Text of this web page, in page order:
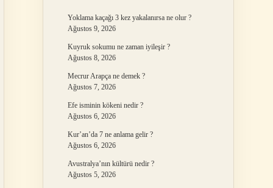
Yoklama kaçağı 3 kez yakalanırsa ne olur ?
Ağustos 9, 2026
Kuyruk sokumu ne zaman iyileşir ?
Ağustos 8, 2026
Mecrur Arapça ne demek ?
Ağustos 7, 2026
Efe isminin kökeni nedir ?
Ağustos 6, 2026
Kur’an’da 7 ne anlama gelir ?
Ağustos 6, 2026
Avustralya’nın kültürü nedir ?
Ağustos 5, 2026